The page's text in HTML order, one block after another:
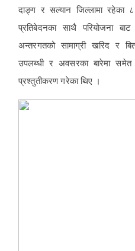
दाङ्ग र सल्यान जिल्लामा रहेका ८
प्रतिबेदनका साथै परियोजना
अन्तरगतको सामाग्री खरिद र
उपलब्धी र अवसरका बारेमा समेत
प्रश्तुतीकरण गरेका थिए ।